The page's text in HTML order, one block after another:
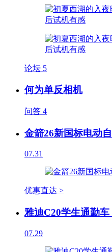
论坛 5
何为单反相机
问答 4
金箭26新国标电动
07.31
优惠直达 >
雅迪C20学生通勤
07.29